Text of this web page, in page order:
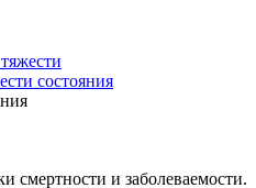
состояния
смертности и заболеваемости.